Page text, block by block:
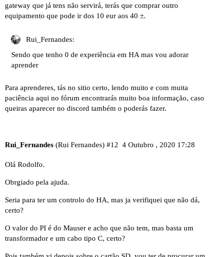
gateway que já tens não servirá, terás que comprar outro
equipamento que pode ir dos 10 eur aos 40 ±.
Rui_Fernandes:
Sendo que tenho 0 de experiência em HA mas vou adorar
aprender
Para aprenderes, tás no sitio certo, lendo muito e com muita
paciência aqui no fórum encontrarás muito boa informação, caso
queiras aparecer no discord também o poderás fazer.
Rui_Fernandes (Rui Fernandes) 4 Outubro , 2020 17:28
#12
Olá Rodolfo.
Obrgiado pela ajuda.
Seria para ter um controlo do HA, mas ja verifiquei que não dá,
certo?
O valor do PI é do Mauser e acho que não tem, mas basta um
transformador e um cabo tipo C, certo?